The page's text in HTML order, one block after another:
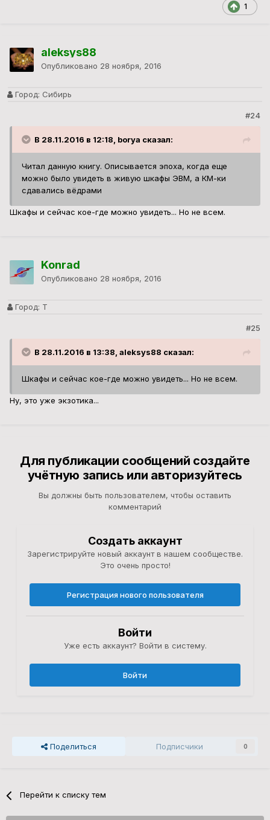
1
aleksys88
Опубликовано 28 ноября, 2016
Город: Сибирь
#24
В 28.11.2016 в 12:18, borya сказал:
Читал данную книгу. Описывается эпоха, когда еще
можно было увидеть в живую шкафы ЭВМ, а КМ-ки
сдавались вёдрами
Шкафы и сейчас кое-где можно увидеть... Но не всем.
Konrad
Опубликовано 28 ноября, 2016
Город: Т
#25
В 28.11.2016 в 13:38, aleksys88 сказал:
Шкафы и сейчас кое-где можно увидеть... Но не всем.
Ну, это уже экзотика...
Для публикации сообщений создайте
учётную запись или авторизуйтесь
Вы должны быть пользователем, чтобы оставить
комментарий
Создать аккаунт
Зарегистрируйте новый аккаунт в нашем сообществе.
Это очень просто!
Регистрация нового пользователя
Войти
Уже есть аккаунт? Войти в систему.
Войти
Поделиться Подписчики 0
Перейти к списку тем